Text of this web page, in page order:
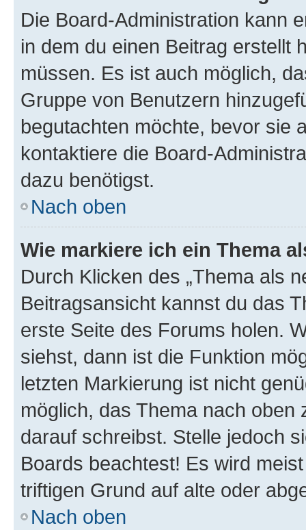
Die Board-Administration kann
in dem du einen Beitrag erstellt
müssen. Es ist auch möglich,
Gruppe von Benutzern
begutachten möchte, bevor sie
kontaktiere die Board-
dazu benötigst.
Nach oben
Wie markiere ich ein Thema
Durch Klicken des „Thema als
Beitragsansicht kannst du das
erste Seite des Forums holen.
siehst, dann ist die Funktion
letzten Markierung ist nicht
möglich, das Thema nach oben
darauf schreibst. Stelle jedoch
Boards beachtest! Es wird
triftigen Grund auf alte oder
Nach oben